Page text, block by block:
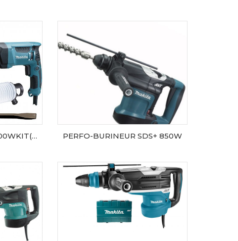
PERFOBURIN.SDS+800WKIT(ALU)AVT PERFO-BURINEUR SDS+ 850W
AJOUTER AU PANIER